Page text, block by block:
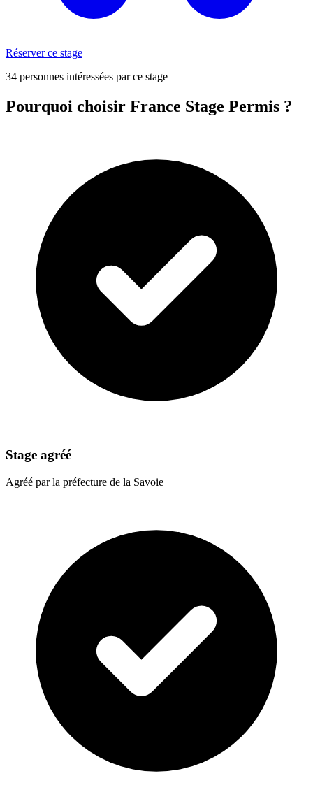
Réserver ce stage
34 personnes intéressées par ce stage
Pourquoi choisir France Stage Permis ?
Stage agréé
Agréé par la préfecture de la Savoie